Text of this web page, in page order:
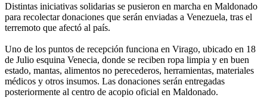
Distintas iniciativas solidarias se pusieron en marcha en Maldonado
para recolectar donaciones que serán enviadas a Venezuela, tras el
terremoto que afectó al país.
Uno de los puntos de recepción funciona en Virago, ubicado en 18
de Julio esquina Venecia, donde se reciben ropa limpia y en buen
estado, mantas, alimentos no perecederos, herramientas, materiales
médicos y otros insumos. Las donaciones serán entregadas
posteriormente al centro de acopio oficial en Maldonado.